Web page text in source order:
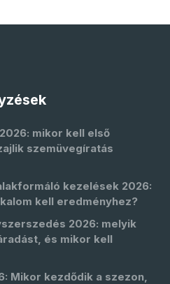
mikor kell első
szemüvegíratás
kezelések 2026:
kell eredményhez?
2026: melyik
és mikor kell
Mikor kezdődik a szezon,